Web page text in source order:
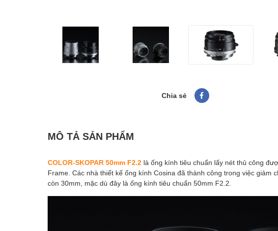
Chia sẻ
MÔ TẢ SẢN PHẨM
COLOR-SKOPAR 50mm F2.2 là ống kính tiêu chuẩn lấy nét thủ công
Frame. Các nhà thiết kế ống kính Cosina đã thành công trong việc giảm
còn 30mm, mặc dù đây là ống kính tiêu chuẩn 50mm F2.2.